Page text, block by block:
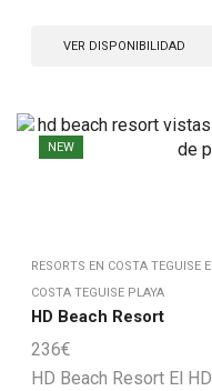
VER DISPONIBILIDAD
NEW
RESORTS EN COSTA TEGUISE
COSTA TEGUISE PLAYA
HD Beach Resort
236€
HD Beach Resort El